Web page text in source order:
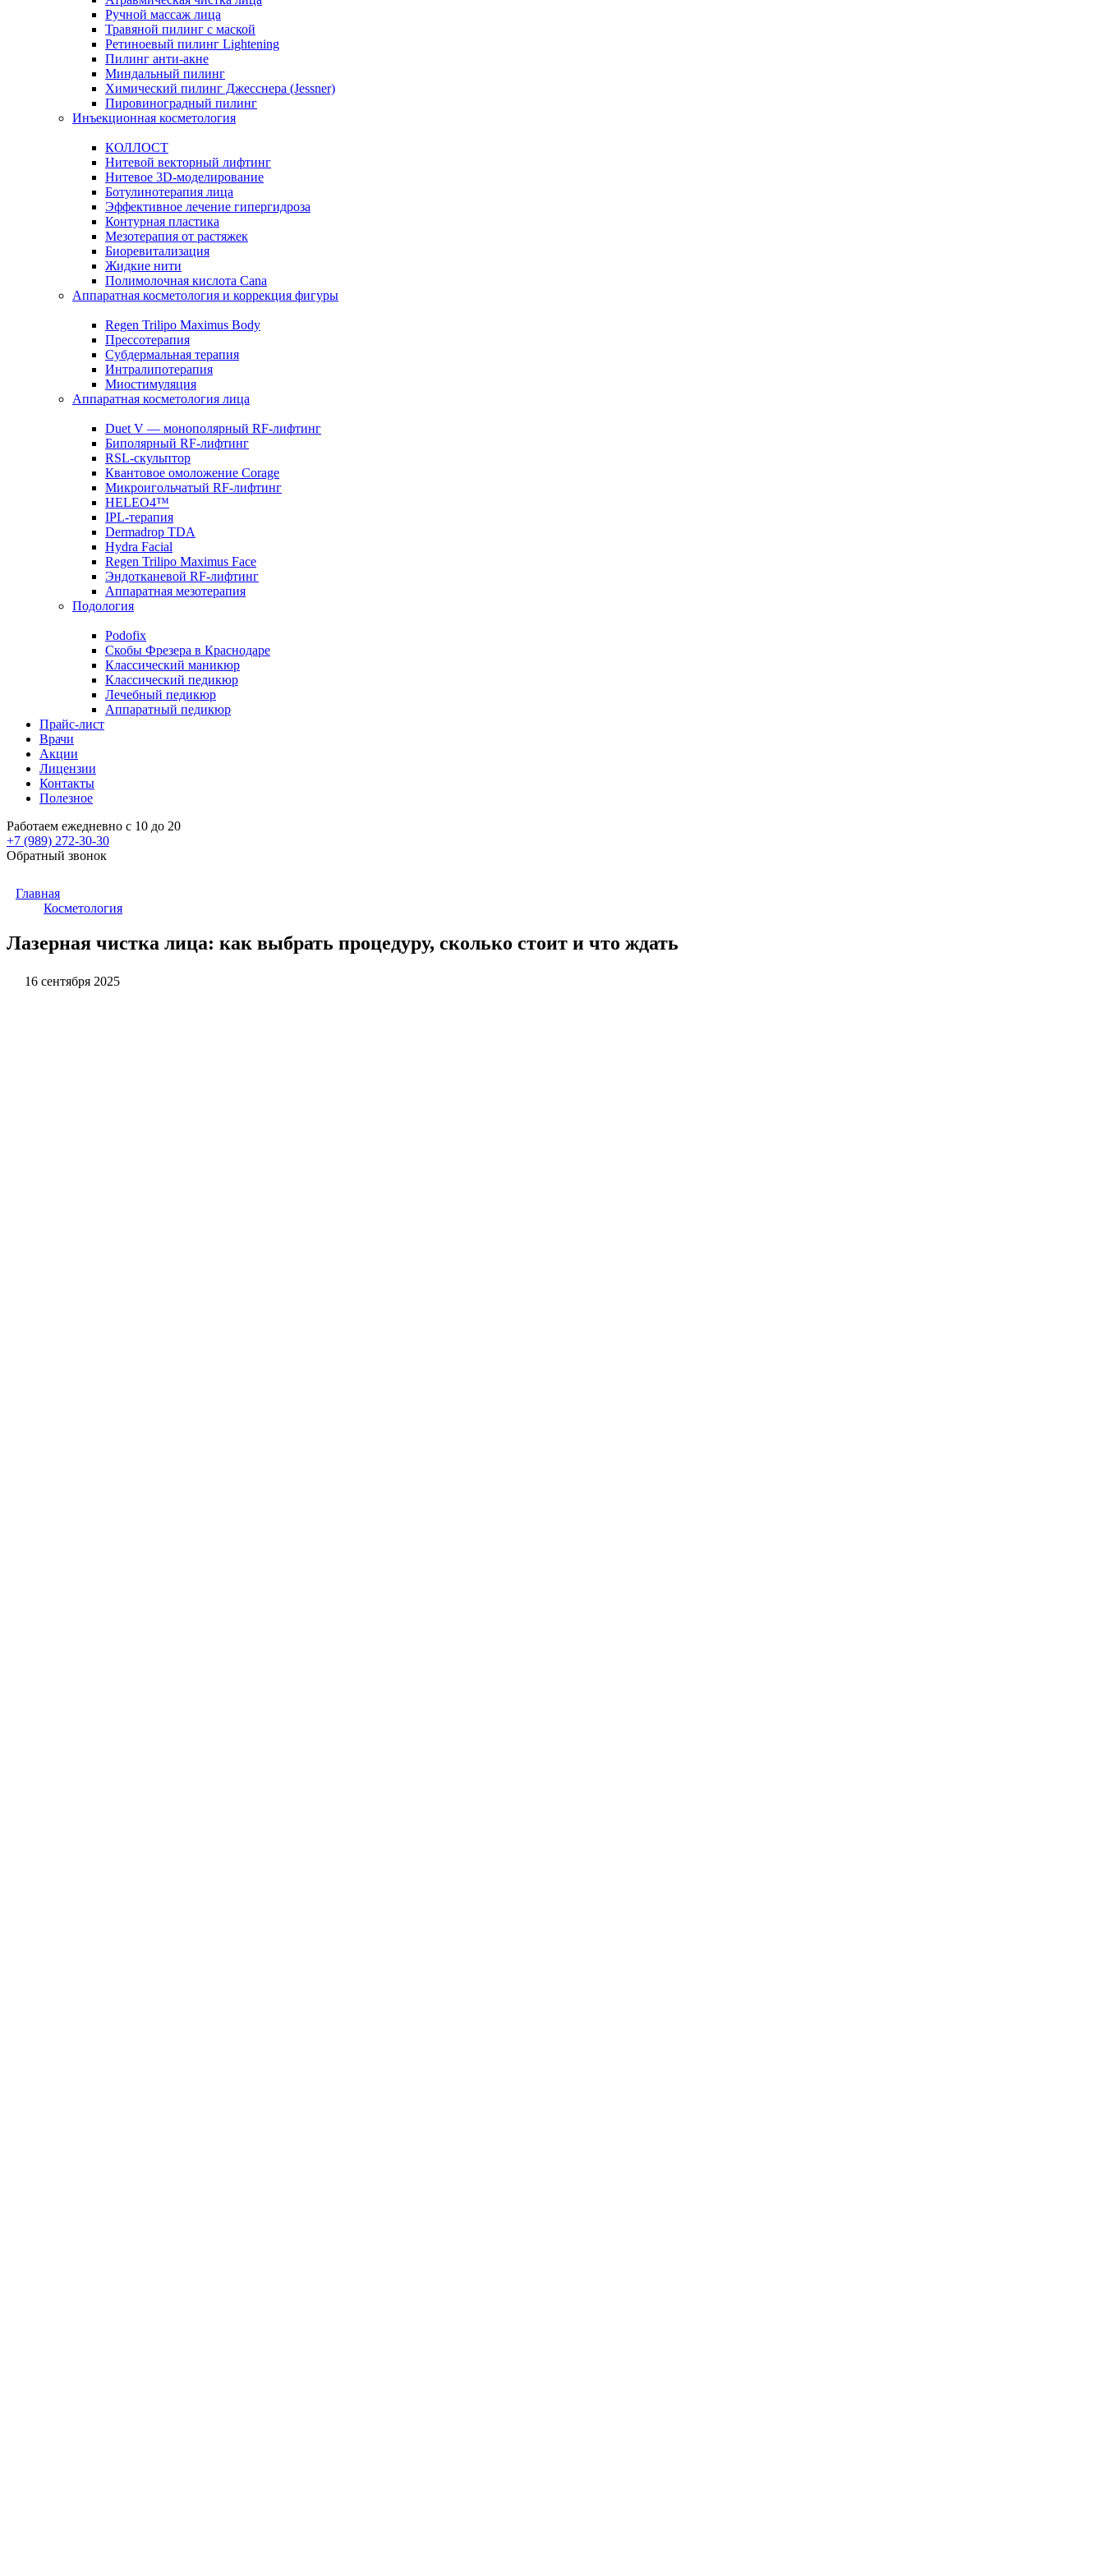
Ручной массаж лица
Травяной пилинг с маской
Ретиноевый пилинг Lightening
Пилинг анти-акне
Миндальный пилинг
Химический пилинг Джесснера (Jessner)
Пировиноградный пилинг
Инъекционная косметология
КОЛЛОСТ
Нитевой векторный лифтинг
Нитевое 3D-моделирование
Ботулинотерапия лица
Эффективное лечение гипергидроза
Контурная пластика
Мезотерапия от растяжек
Биоревитализация
Жидкие нити
Полимолочная кислота Cana
Аппаратная косметология и коррекция фигуры
Regen Trilipo Maximus Body
Прессотерапия
Субдермальная терапия
Интралипотерапия
Миостимуляция
Аппаратная косметология лица
Duet V — монополярный RF-лифтинг
Биполярный RF-лифтинг
RSL-скульптор
Квантовое омоложение Corage
Микроигольчатый RF-лифтинг
HELEO4™
IPL-терапия
Dermadrop TDA
Hydra Facial
Regen Trilipo Maximus Face
Эндотканевой RF-лифтинг
Аппаратная мезотерапия
Подология
Podofix
Скобы Фрезера в Краснодаре
Классический маникюр
Классический педикюр
Лечебный педикюр
Аппаратный педикюр
Прайс-лист
Врачи
Акции
Лицензии
Контакты
Полезное
Работаем ежедневно с 10 до 20
+7 (989) 272-30-30
Обратный звонок
Главная
Косметология
Лазерная чистка лица: как выбрать процедуру, сколько стоит и что ждать
16 сентября 2025